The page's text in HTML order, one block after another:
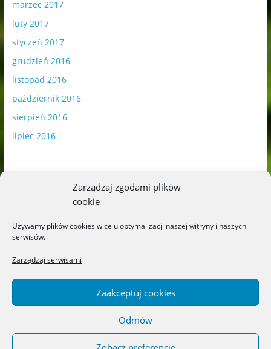
Zarządzaj zgodami plików
cookie
Używamy plików cookies w celu optymalizacji naszej witryny i naszych
serwisów.
Zarządzaj serwisami
Zaakceptuj cookies
Odmów
marzec 2017
luty 2017
styczeń 2017
grudzień 2016
listopad 2016
październik 2016
sierpień 2016
lipiec 2016
Blog o książkach dla dzieci i młodzieży –
recenzje i rekomendacje. All rights reserved.